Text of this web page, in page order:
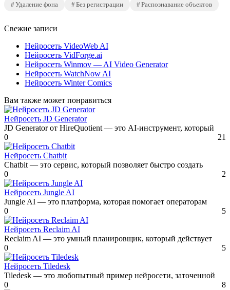
Удаление фона
Без регистрации Распознавание объектов
Свежие записи
Нейросеть VideoWeb AI
Нейросеть VidForge.ai
Нейросеть Winmov — AI Video Generator
Нейросеть WatchNow AI
Нейросеть Winter Comics
Вам также может понравиться
Нейросеть JD Generator
JD Generator от HireQuotient — это AI-инструмент, который
0
21
Нейросеть Chatbit
Chatbit — это сервис, который позволяет быстро создать
0
2
Нейросеть Jungle AI
Jungle AI — это платформа, которая помогает операторам
0
5
Нейросеть Reclaim AI
Reclaim AI — это умный планировщик, который действует
0
5
Нейросеть Tiledesk
Tiledesk — это любопытный пример нейросети, заточенной
0
8